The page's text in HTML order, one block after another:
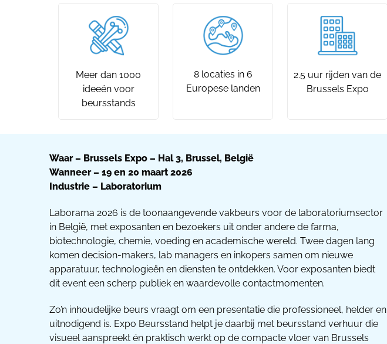
Meer dan 1000
ideeën voor
beursstands
8 locaties in 6
Europese landen
2.5 uur rijden van de
Brussels Expo
Waar – Brussels Expo – Hal 3, Brussel, België
Wanneer – 19 en 20 maart 2026
Industrie – Laboratorium
Laborama 2026 is de toonaangevende vakbeurs voor de laboratoriumsector
in België, met exposanten en bezoekers uit onder andere de farma,
biotechnologie, chemie, voeding en academische wereld. Twee dagen lang
komen decision-makers, lab managers en inkopers samen om nieuwe
apparatuur, technologieën en diensten te ontdekken. Voor exposanten biedt
dit event een scherp publiek en waardevolle contactmomenten.
Zo’n inhoudelijke beurs vraagt om een presentatie die professioneel, helder en
uitnodigend is. Expo Beursstand helpt je daarbij met beursstand verhuur die
visueel aanspreekt én praktisch werkt op de compacte vloer van Brussels